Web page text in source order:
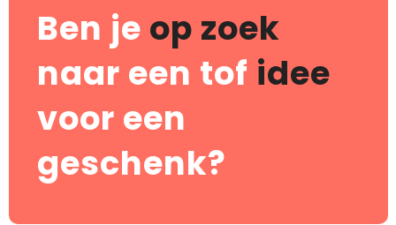
Ben je op zoek
naar een tof idee
voor een
geschenk?